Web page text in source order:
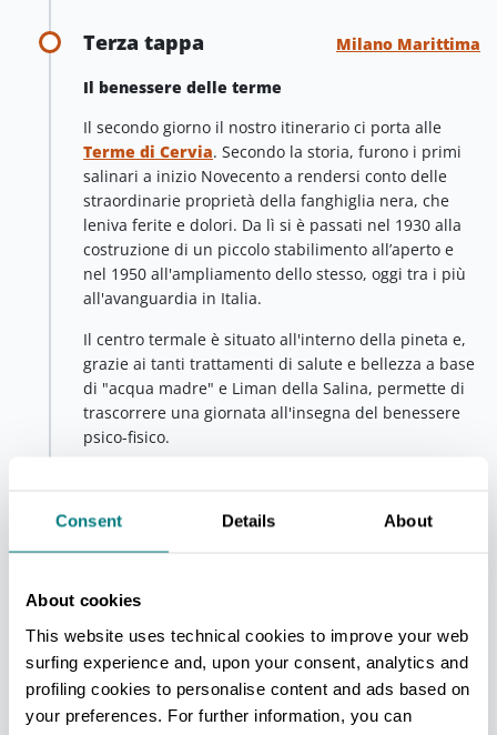
Consent Details About
About cookies
This website uses technical cookies to improve your web
surfing experience and, upon your consent, analytics and
profiling cookies to personalise content and ads based on
your preferences. For further information, you can
Terza tappa Milano Marittima
Il benessere delle terme
Il secondo giorno il nostro itinerario ci porta alle
Terme di Cervia. Secondo la storia, furono i primi
salinari a inizio Novecento a rendersi conto delle
straordinarie proprietà della fanghiglia nera, che
leniva ferite e dolori. Da lì si è passati nel 1930 alla
costruzione di un piccolo stabilimento all’aperto e
nel 1950 all'ampliamento dello stesso, oggi tra i più
all'avanguardia in Italia.
Il centro termale è situato all'interno della pineta e,
grazie ai tanti trattamenti di salute e bellezza a base
di "acqua madre" e Liman della Salina, permette di
trascorrere una giornata all'insegna del benessere
psico-fisico.
un'oasi verde di 27 ettari. Qui si può passeggiare
lungo i percorsi botanici, fare un picnic e visitare le
“Nella vecchia fattoria
pony, e volatili.
Sempre all’interno del parco, per i piccoli e grandi
appassionati di sport all’aperto è consigliato il parco